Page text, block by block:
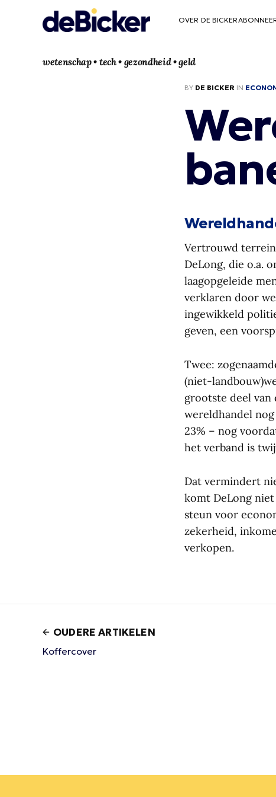
OVER DE BICKER
wetenschap • tech • gezondheid • geld
BY DE BICKER IN
Vertrouwd
DeLong, die o.a.
laagopgeleide
verklaren door
ingewikkeld
geven, een
Twee:
(niet-
grootste deel van
wereldhandel nog
23% – nog
het verband is
Dat vermindert
komt DeLong
steun voor
zekerheid,
verkopen.
OUDERE ARTIKELEN
Koffercover